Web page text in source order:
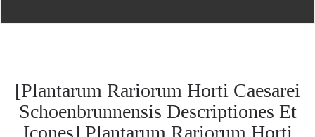
[Plantarum Rariorum Horti Caesarei
Schoenbrunnensis Descriptiones Et
Icones] Plantarum Rariorum Horti